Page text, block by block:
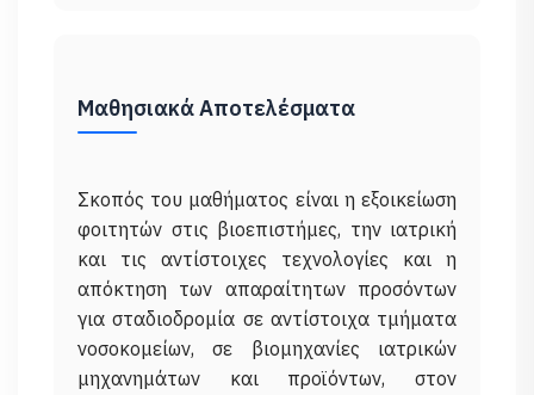
Μαθησιακά Αποτελέσματα
Σκοπός του μαθήματος είναι η εξοικείωση
φοιτητών στις βιοεπιστήμες, την ιατρική
και τις αντίστοιχες τεχνολογίες και η
απόκτηση των απαραίτητων προσόντων
για σταδιοδρομία σε αντίστοιχα τμήματα
νοσοκομείων, σε βιομηχανίες ιατρικών
μηχανημάτων και προϊόντων, στον